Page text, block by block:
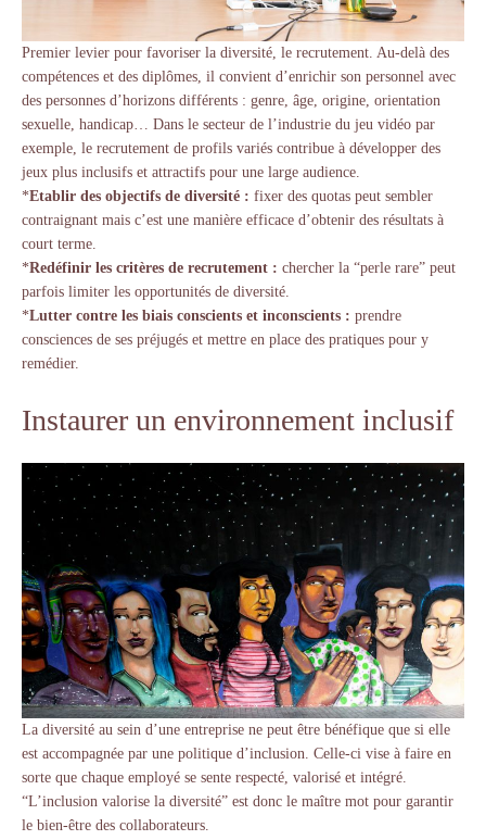
Premier levier pour favoriser la diversité, le recrutement. Au-delà des
compétences et des diplômes, il convient d’enrichir son personnel avec
des personnes d’horizons différents : genre, âge, origine, orientation
sexuelle, handicap… Dans le secteur de l’industrie du jeu vidéo par
exemple, le recrutement de profils variés contribue à développer des
jeux plus inclusifs et attractifs pour une large audience.
*Etablir des objectifs de diversité : fixer des quotas peut sembler
contraignant mais c’est une manière efficace d’obtenir des résultats à
court terme.
*Redéfinir les critères de recrutement : chercher la “perle rare” peut
parfois limiter les opportunités de diversité.
*Lutter contre les biais conscients et inconscients : prendre
consciences de ses préjugés et mettre en place des pratiques pour y
remédier.
Instaurer un environnement inclusif
La diversité au sein d’une entreprise ne peut être bénéfique que si elle
est accompagnée par une politique d’inclusion. Celle-ci vise à faire en
sorte que chaque employé se sente respecté, valorisé et intégré.
“L’inclusion valorise la diversité” est donc le maître mot pour garantir
le bien-être des collaborateurs.